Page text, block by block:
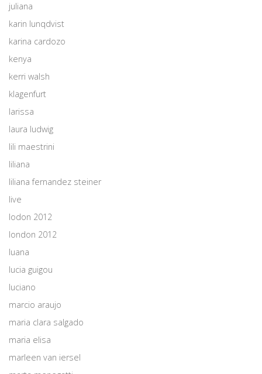
juliana
karin lunqdvist
karina cardozo
kenya
kerri walsh
klagenfurt
larissa
laura ludwig
lili maestrini
liliana
liliana fernandez steiner
live
lodon 2012
london 2012
luana
lucia guigou
luciano
marcio araujo
maria clara salgado
maria elisa
marleen van iersel